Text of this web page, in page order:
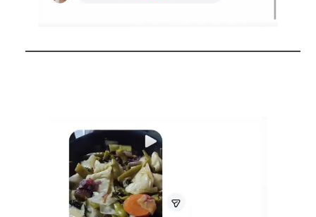
──────────────────────────